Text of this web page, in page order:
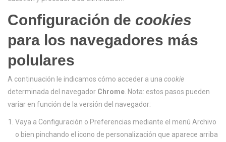
Configuración de cookies
para los navegadores más
polulares
A continuación le indicamos cómo acceder a una cookie
determinada del navegador Chrome . Nota: estos pasos pueden
variar en función de la versión del navegador:
Vaya a Configuración o Preferencias mediante el menú Archivo
o bien pinchando el icono de personalización que aparece arriba